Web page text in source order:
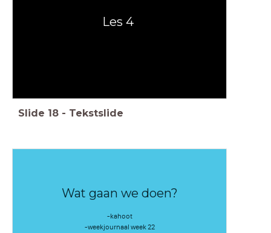
Les 4
Slide 18 - Tekstslide
Wat gaan we doen?
-kahoot
-weekjournaal week 22